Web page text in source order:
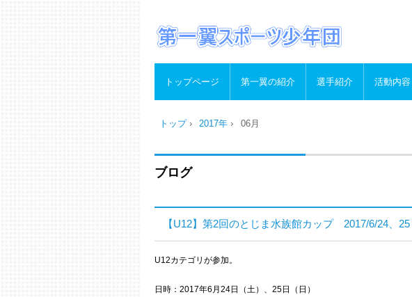
トップページ 第一翼の紹介 選手紹介 活動内容
トップ› 2017年 › 06月
ブログ
【U12】第2回のとじま水族館カップ 2017/6/24、25
U12カテゴリが参加。
日時：2017年6月24日（土）、25日（日）